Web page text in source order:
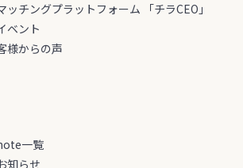
ッチングプラットフォーム 「チラCEO」
ベント
様からの声
一覧
知らせ